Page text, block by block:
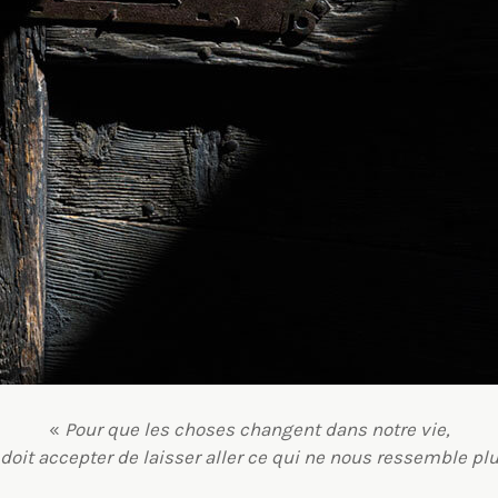
« Pour que les choses changent dans notre vie,
accepter de laisser aller ce qui ne nous ressemble